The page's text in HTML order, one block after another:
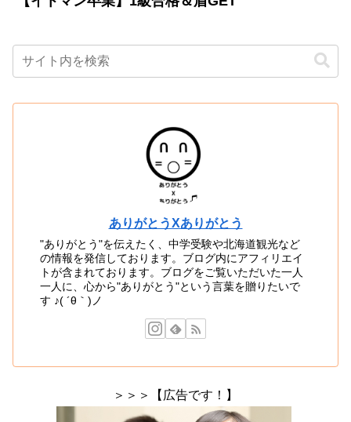
ありがとうXありがとう
"ありがとう"を伝えたく、中学受験や北海道観光など
の情報を発信しております。ブログ内にアフィリエイ
トが含まれております。ブログをご覧いただいた一人
一人に、心から"ありがとう"という言葉を贈りたいで
す ♪( ´θ｀)ノ
＞＞＞【広告です！】